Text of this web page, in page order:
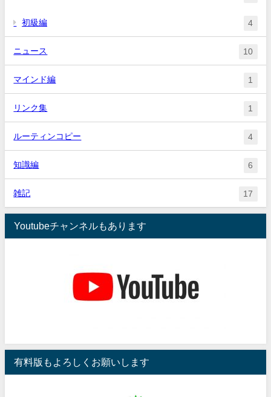
初級編 4
ニュース 10
マインド編 1
リンク集 1
ルーティンコピー 4
知識編 6
雑記 17
Youtubeチャンネルもあります
有料版もよろしくお願いします